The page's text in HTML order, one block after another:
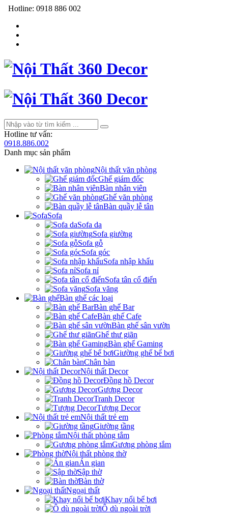
Hotline: 0918 886 002
Hotline tư vấn:
0918.886.002
Danh mục sản phẩm
Nội thất văn phòng
Ghế giám đốc
Bàn nhân viên
Ghế văn phòng
Bàn quầy lễ tân
Sofa
Sofa da
Sofa giường
Sofa gỗ
Sofa góc
Sofa nhập khẩu
Sofa nỉ
Sofa tân cổ điển
Sofa văng
Bàn ghế các loại
Bàn ghế Bar
Bàn ghế Cafe
Bàn ghế sân vườn
Ghế thư giãn
Bàn ghế Gaming
Giường ghế bể bơi
Chân bàn
Nội thất Decor
Đồng hồ Decor
Gương Decor
Tranh Decor
Tượng Decor
Nội thất trẻ em
Giường tầng
Nội thất phòng tắm
Gương phòng tắm
Nội thất phòng thờ
Án gian
Sập thờ
Bàn thờ
Ngoại thất
Khay nổi bể bơi
Ô dù ngoài trời